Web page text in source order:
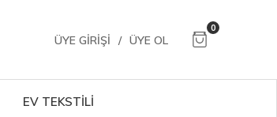
ÜYE GIRIŞI / ÜYE OL
0
EV TEKSTİLİ